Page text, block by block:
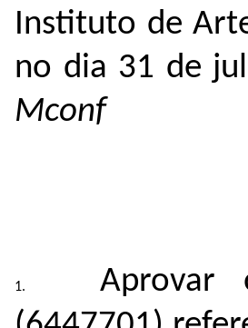
Instituto de
no dia 31 de
Mconf
Aprovar